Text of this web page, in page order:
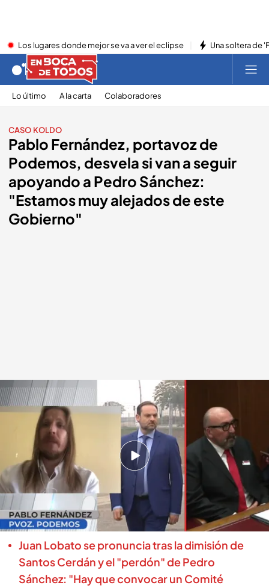
Los lugares donde mejor se va a ver el eclipse Una soltera de
Lo último A la carta Colaboradores
CASO KOLDO
Pablo Fernández, portavoz de
Podemos, desvela si van a seguir
apoyando a Pedro Sánchez:
"Estamos muy alejados de este
Gobierno"
Pablo Fernández, portavoz de Podemos cuatro.com
En boca de todos
13 JUN 2025 - 12:50h.
Tras el escándalo que ha salpicado a Santos
Cerdán, ¿los socios del Gobierno siguen
apoyando al PSOE?: hablamos con Pablo
Fernández, portavoz de Podemos
Juan Lobato se pronuncia tras la dimisión de
Santos Cerdán y el "perdón" de Pedro
Sánchez: "Hay que convocar un Comité